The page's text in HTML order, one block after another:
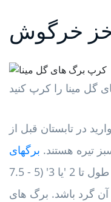
خز خرگوش
گل مینا را کرپ کنید
در تابستان قبل از
تیره هستند. برگهای
طول تا 2 'یا 3' (5 - 7.5
آن گرد باشد. برگ های